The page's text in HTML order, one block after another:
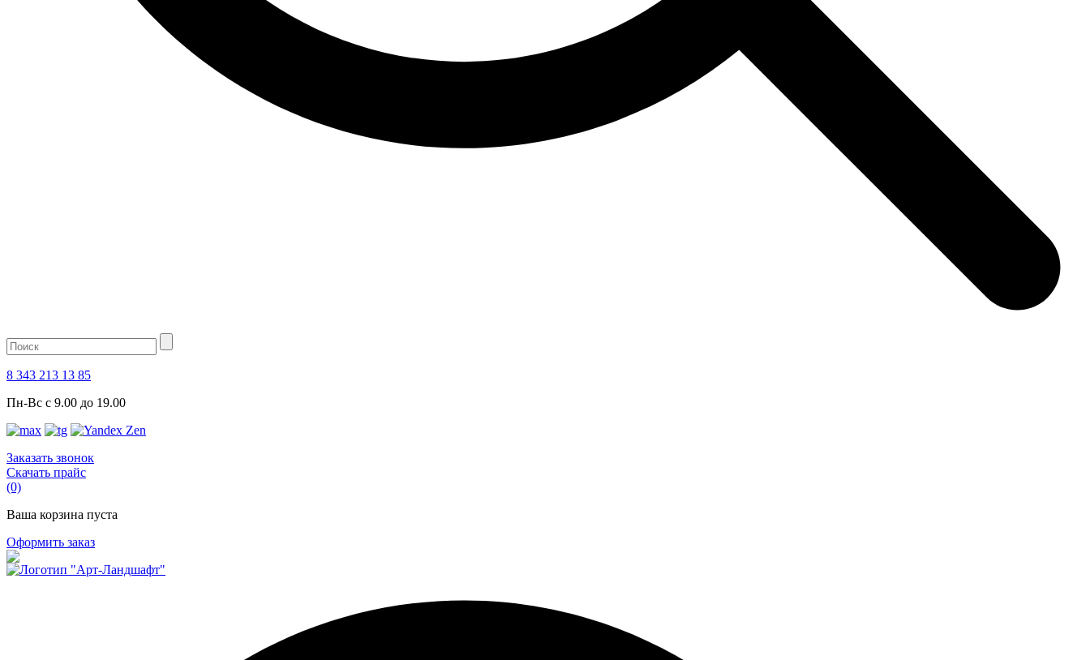
8 343 213 13 85
Пн-Вс с 9.00 до 19.00
Заказать звонок
Скачать прайс
(0)
Ваша корзина пуста
Оформить заказ